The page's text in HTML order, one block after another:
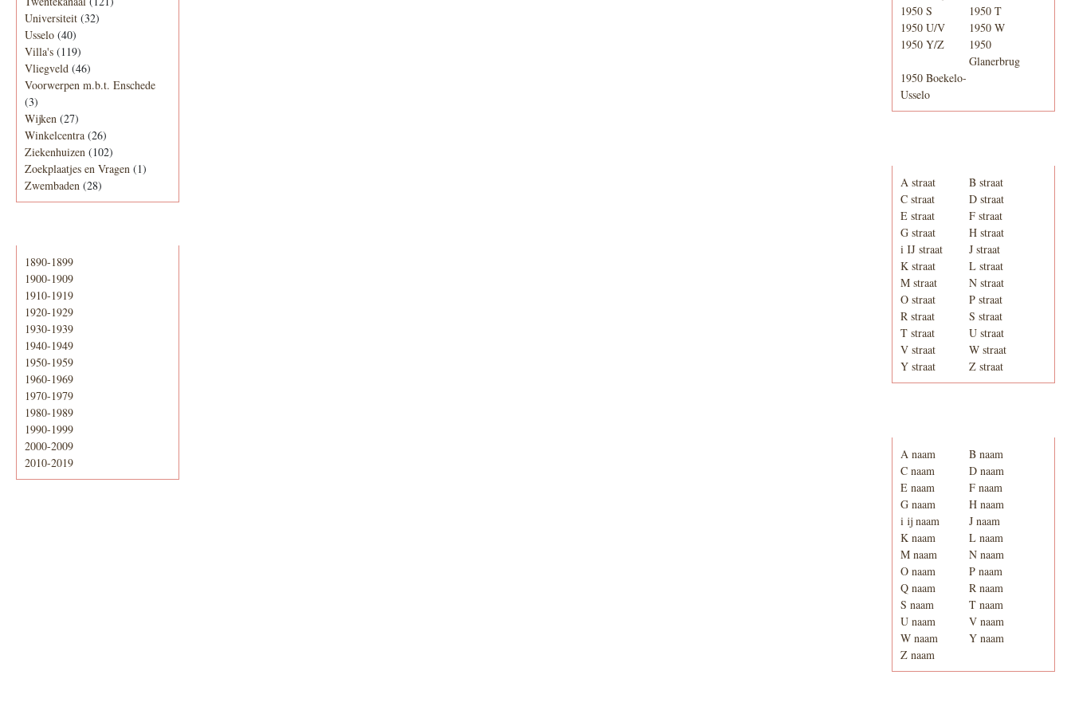
Universiteit (32)
Usselo (40)
Villa's (119)
Vliegveld (46)
Voorwerpen m.b.t. Enschede
(3)
Wijken (27)
Winkelcentra (26)
Ziekenhuizen (102)
Zoekplaatjes en Vragen (1)
Zwembaden (28)
1890-1899
1900-1909
1910-1919
1920-1929
1930-1939
1940-1949
1950-1959
1960-1969
1970-1979
1980-1989
1990-1999
2000-2009
2010-2019
1950 S
1950 T
1950 U/V
1950 W
1950 Y/Z
1950
Glanerbrug
1950 Boekelo-
Usselo
A straat
B straat
C straat
D straat
E straat
F straat
G straat
H straat
i IJ straat
J straat
K straat
L straat
M straat
N straat
O straat
P straat
R straat
S straat
T straat
U straat
V straat
W straat
Y straat
Z straat
A naam
B naam
C naam
D naam
E naam
F naam
G naam
H naam
i ij naam
J naam
K naam
L naam
M naam
N naam
O naam
P naam
Q naam
R naam
S naam
T naam
U naam
V naam
W naam
Y naam
Z naam